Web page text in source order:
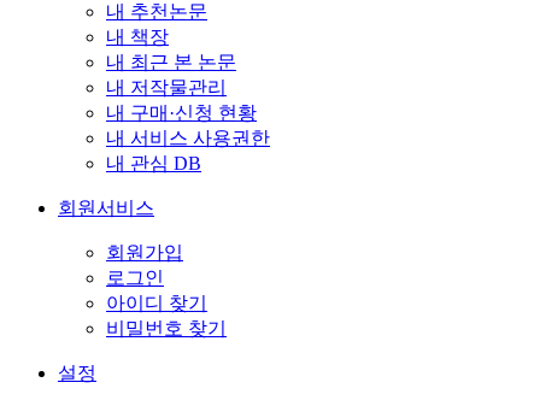
내 추천논문
내 책장
내 최근 본 논문
내 저작물관리
내 구매·신청 현황
내 서비스 사용권한
내 관심 DB
회원서비스
회원가입
로그인
아이디 찾기
비밀번호 찾기
설정